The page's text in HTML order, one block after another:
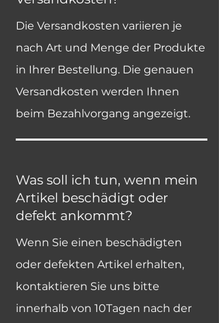
Die Versandkosten variieren je
nach Art und Menge der Produkte
in Ihrer Bestellung. Die genauen
Versandkosten werden Ihnen
beim Bezahlvorgang angezeigt.
Was soll ich tun, wenn mein
Artikel beschädigt oder
defekt ankommt?
Wenn Sie einen beschädigten
oder defekten Artikel erhalten,
kontaktieren Sie uns bitte
innerhalb von 10Tagen nach der